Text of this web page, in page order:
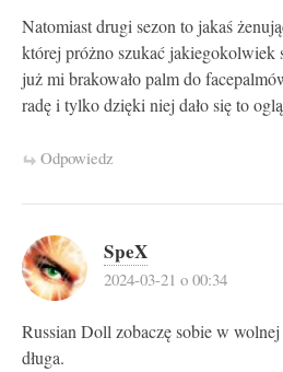
Natomiast drugi sezon to jakaś
której próżno szukać jakiegokolwiek
już mi brakowało palm do
radę i tylko dzięki niej dało się to
Odpowiedz
SpeX
2024-03-21 o 00:34
Russian Doll zobaczę sobie w
długa.